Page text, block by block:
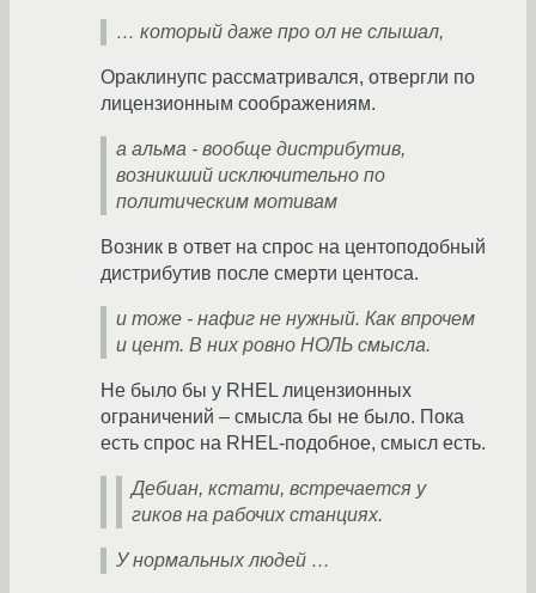
… который даже про ол не слышал,
Ораклинупс рассматривался, отвергли по
лицензионным соображениям.
а альма - вообще дистрибутив,
возникший исключительно по
политическим мотивам
Возник в ответ на спрос на центоподобный
дистрибутив после смерти центоса.
и тоже - нафиг не нужный. Как впрочем
и цент. В них ровно НОЛЬ смысла.
Не было бы у RHEL лицензионных
ограничений – смысла бы не было. Пока
есть спрос на RHEL-подобное, смысл есть.
Дебиан, кстати, встречается у
гиков на рабочих станциях.
У нормальных людей …